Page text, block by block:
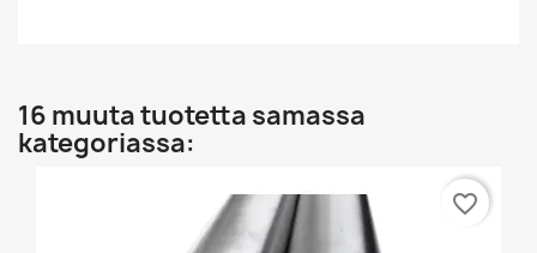
16 muuta tuotetta samassa
kategoriassa:
favorite_border